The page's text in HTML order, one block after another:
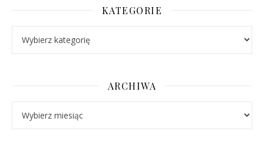
KATEGORIE
ARCHIWA